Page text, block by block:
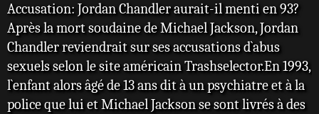
a
g
e
Accusation: Jordan Chandler aurait-il menti en 93?
Après la mort soudaine de Michael Jackson, Jordan
Chandler reviendrait sur ses accusations d`abus
sexuels selon le site américain Trashselector.En 1993,
l`enfant alors âgé de 13 ans dit à un psychiatre et à la
police que lui et Michael Jackson se sont livrés à des